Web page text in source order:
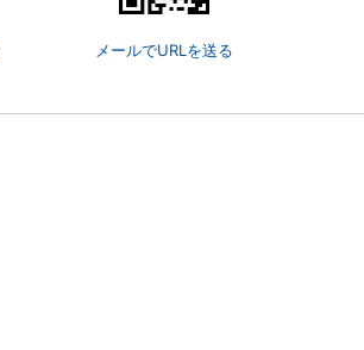
メールでURLを送る